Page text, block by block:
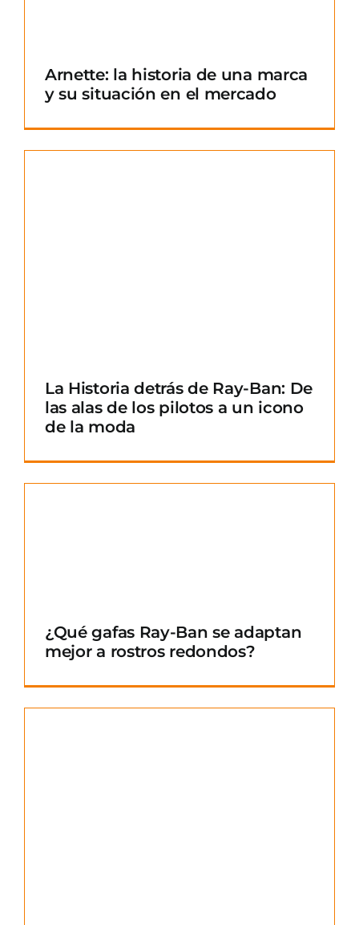
Arnette: la historia de una marca
y su situación en el mercado
La Historia detrás de Ray-Ban: De
las alas de los pilotos a un icono
de la moda
¿Qué gafas Ray-Ban se adaptan
mejor a rostros redondos?